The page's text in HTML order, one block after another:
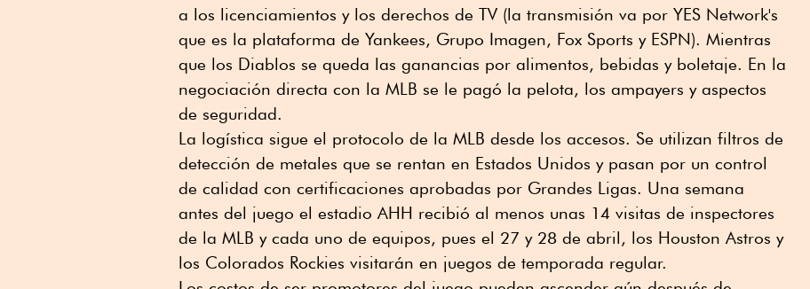
a los licenciamientos y los derechos de TV (la transmisión va por YES Network's
que es la plataforma de Yankees, Grupo Imagen, Fox Sports y ESPN). Mientras
que los Diablos se queda las ganancias por alimentos, bebidas y boletaje. En la
negociación directa con la MLB se le pagó la pelota, los ampayers y aspectos
de seguridad.
La logística sigue el protocolo de la MLB desde los accesos. Se utilizan filtros de
detección de metales que se rentan en Estados Unidos y pasan por un control
de calidad con certificaciones aprobadas por Grandes Ligas. Una semana
antes del juego el estadio AHH recibió al menos unas 14 visitas de inspectores
de la MLB y cada uno de equipos, pues el 27 y 28 de abril, los Houston Astros y
los Colorados Rockies visitarán en juegos de temporada regular.